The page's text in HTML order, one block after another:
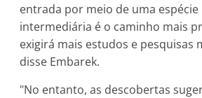
entrada por meio de uma
intermediária é o caminho mais
exigirá mais estudos e pesquisas
disse Embarek.
"No entanto, as descobertas